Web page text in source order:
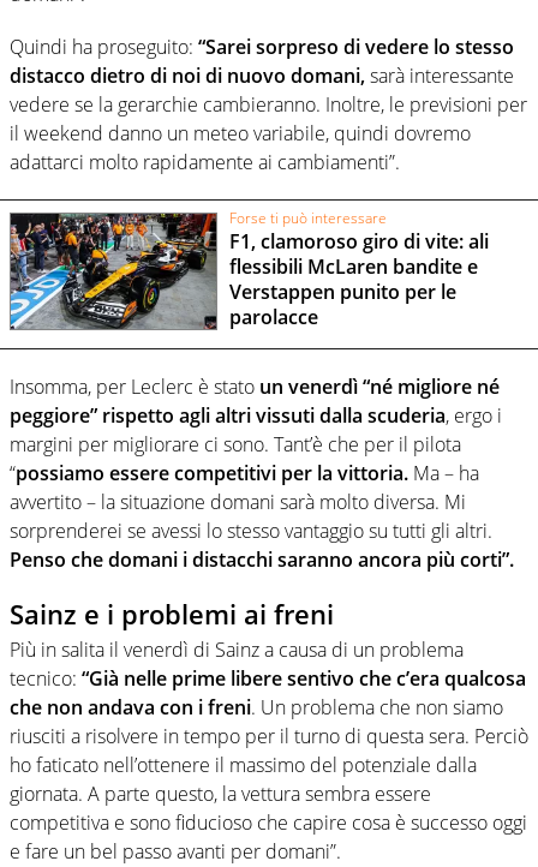
Quindi ha proseguito: “Sarei sorpreso di vedere lo stesso
distacco dietro di noi di nuovo domani,sarà interessante
vedere se la gerarchie cambieranno. Inoltre, le previsioni per
il weekend danno un meteo variabile, quindi dovremo
adattarci molto rapidamente ai cambiamenti”.
Forse ti può interessare
F1, clamoroso giro di vite: ali
flessibili McLaren bandite e
Verstappen punito per le
parolacce
Insomma, per Leclerc è stato un venerdì “né migliore né
peggiore” rispetto agli altri vissuti dalla scuderia, ergo i
margini per migliorare ci sono. Tant’è che per il pilota
“possiamo essere competitivi per la vittoria. Ma – ha
avvertito – la situazione domani sarà molto diversa. Mi
sorprenderei se avessi lo stesso vantaggio su tutti gli altri.
Penso che domani i distacchi saranno ancora più corti”.
Sainz e i problemi ai freni
Più in salita il venerdì di Sainz a causa di un problema
tecnico: “Già nelle prime libere sentivo che c’era qualcosa
che non andava con i freni. Un problema che non siamo
riusciti a risolvere in tempo per il turno di questa sera. Perciò
ho faticato nell’ottenere il massimo del potenziale dalla
giornata. A parte questo, la vettura sembra essere
competitiva e sono fiducioso che capire cosa è successo oggi
e fare un bel passo avanti per domani”.